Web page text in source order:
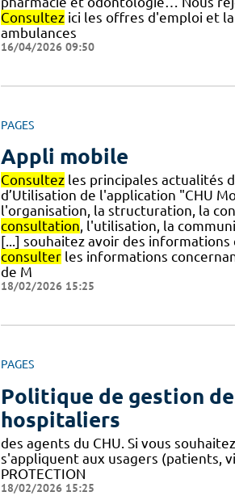
Consultezici les offres d'emploi et
ambulances
16/04/2026 09:50
PAGES
Appli mobile
Consultezles principales actualités
d’Utilisation de l'application "CHU
l'organisation, la structuration, la
consultation, l'utilisation, la
[...] souhaitez avoir des
consulterles informations
de M
18/02/2026 15:25
PAGES
Politique de gestion
hospitaliers
des agents du CHU. Si vous souhaitez
s'appliquent aux usagers (patients,
PROTECTION
18/02/2026 15:25